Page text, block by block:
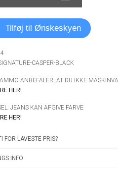
Tilføj til Ønskeskyen
CASPER-BLACK
ANBEFALER, AT DU IKKE
HER!
JEANS KAN AFGIVE FARVE
HER!
FOR LAVESTE PRIS?
INFO